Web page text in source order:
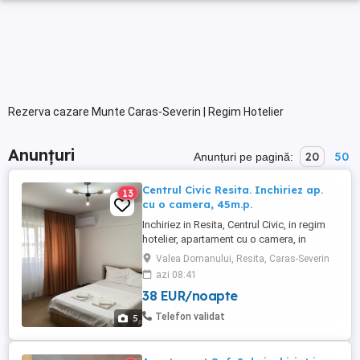
Rezerva cazare Munte Caras-Severin | Regim Hotelier
Anunțuri Anunțuri pe pagină: 20 50
5
13
Centrul Civic Resita. Inchiriez ap.
cu o camera, 45m.p.
Inchiriez in Resita, Centrul Civic, in regim
hotelier, apartament cu o camera, in
suprafata de 45 mp, pentru cel mult doua
persoane. Apartamentul este clasificat cu
o stea, de Ministerul Turismului, si are in
dotare: centrala termica pe gaz, aragaz,
frigider, masina de spalat rufe, mocheta
Valea Domanului, Resita, Caras-Severin
azi 08:41
38 EUR/noapte
Telefon validat